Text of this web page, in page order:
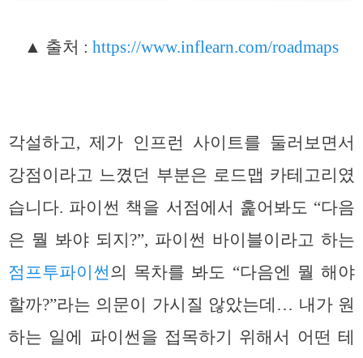
▲ 출처 : https://www.inflearn.com/roadmaps
각설하고, 제가 인프런 사이트를 둘러보면서
강점이라고 느꼈던 부분은 로드맵 카테고리였
습니다. 파이썬 책을 서점에서 훑어봐도 “다음
은 뭘 봐야 되지?”, 파이썬 바이블이라고 하는
점프투파이썬의 목차를 봐도 “다음엔 뭘 해야
할까?”라는 의문이 가시질 않았는데… 내가 원
하는 일에 파이썬을 접목하기 위해서 어떤 테